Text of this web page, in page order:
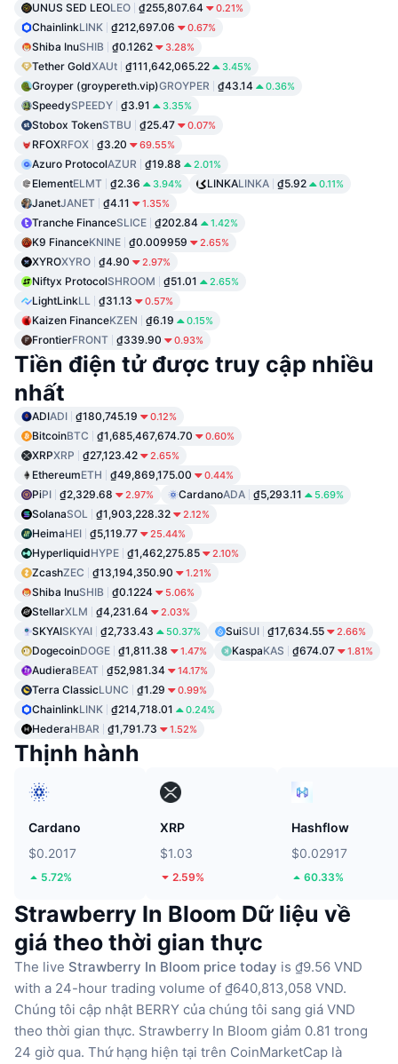
UNUS SED LEOLEO ₫255,807.64 0.21%
ChainlinkLINK ₫212,697.06 0.67%
Shiba InuSHIB ₫0.1262 3.28%
Tether GoldXAUt ₫111,642,065.22 3.45%
Groyper (groypereth.vip)GROYPER ₫43.14 0.36%
SpeedySPEEDY ₫3.91 3.35%
Stobox TokenSTBU ₫25.47 0.07%
RFOXRFOX ₫3.20 69.55%
Azuro ProtocolAZUR ₫19.88 2.01%
ElementELMT ₫2.36 3.94% LINKALINKA ₫5.92 0.11%
JanetJANET ₫4.11 1.35%
Tranche FinanceSLICE ₫202.84 1.42%
K9 FinanceKNINE ₫0.009959 2.65%
XYROXYRO ₫4.90 2.97%
Niftyx ProtocolSHROOM ₫51.01 2.65%
LightLinkLL ₫31.13 0.57%
Kaizen FinanceKZEN ₫6.19 0.15%
FrontierFRONT ₫339.90 0.93%
Tiền điện tử được truy cập nhiều
nhất
ADIADI ₫180,745.19 0.12%
BitcoinBTC ₫1,685,467,674.70 0.60%
XRPXRP ₫27,123.42 2.65%
EthereumETH ₫49,869,175.00 0.44%
PiPI ₫2,329.68 2.97% CardanoADA ₫5,293.11 5.69%
SolanaSOL ₫1,903,228.32 2.12%
HeimaHEI ₫5,119.77 25.44%
HyperliquidHYPE ₫1,462,275.85 2.10%
ZcashZEC ₫13,194,350.90 1.21%
Shiba InuSHIB ₫0.1224 5.06%
StellarXLM ₫4,231.64 2.03%
SKYAISKYAI ₫2,733.43 50.37% SuiSUI ₫17,634.55 2.66%
DogecoinDOGE ₫1,811.38 1.47% KaspaKAS ₫674.07 1.81%
AudieraBEAT ₫52,981.34 14.17%
Terra ClassicLUNC ₫1.29 0.99%
ChainlinkLINK ₫214,718.01 0.24%
HederaHBAR ₫1,791.73 1.52%
Thịnh hành
Cardano
$0.2017
5.72%
XRP
$1.03
2.59%
Hashflow
$0.02917
60.33%
Strawberry In Bloom Dữ liệu về
giá theo thời gian thực
The live Strawberry In Bloom price today is ₫9.56 VND
with a 24-hour trading volume of ₫640,813,058 VND.
Chúng tôi cập nhật BERRY của chúng tôi sang giá VND
theo thời gian thực. Strawberry In Bloom giảm 0.81 trong
24 giờ qua. Thứ hạng hiện tại trên CoinMarketCap là